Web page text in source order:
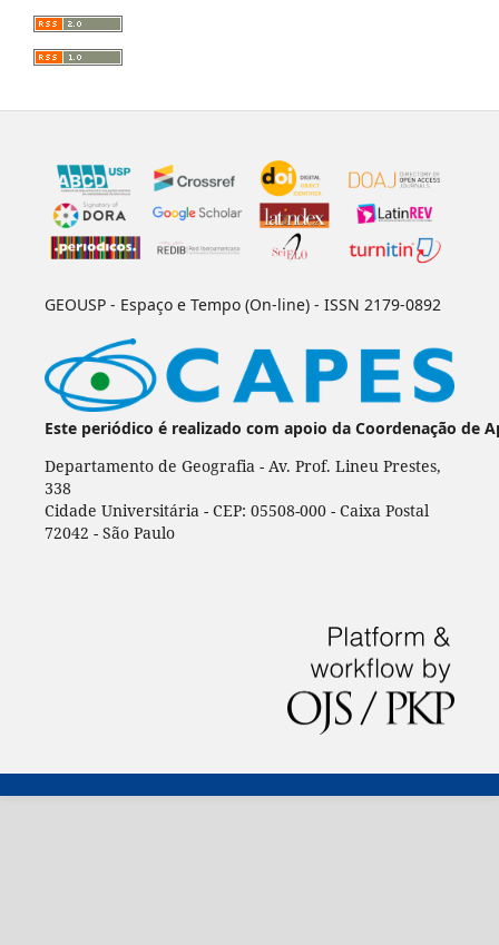
GEOUSP - Espaço e Tempo (On-line) - ISSN 2179-0892
Este periódico é realizado com apoio da Coordenação de
Departamento de Geografia - Av. Prof. Lineu Prestes,
338
Cidade Universitária - CEP: 05508-000 - Caixa Postal
72042 - São Paulo